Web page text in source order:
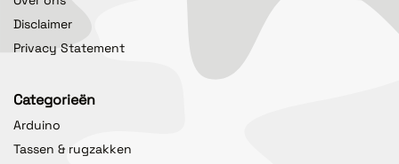
Disclaimer
Privacy Statement
Categorieën
Arduino
Tassen & rugzakken